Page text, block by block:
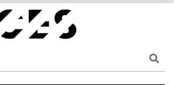
obert a tothom